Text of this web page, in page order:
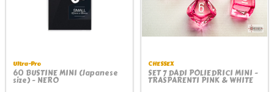
Ultra-Pro
60 BUSTINE MINI (Japanese
size) - NERO
CHESSEX
SET 7 DADI POLIEDRICI MINI -
TRASPARENTI PINK & WHITE